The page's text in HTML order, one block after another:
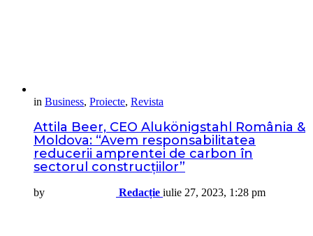
in Business, Proiecte, Revista
Attila Beer, CEO Alukönigstahl România &
Moldova: “Avem responsabilitatea
reducerii amprentei de carbon în
sectorul construcțiilor”
by Redacție iulie 27, 2023, 1:28 pm